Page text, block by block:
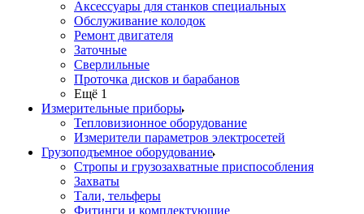
Аксессуары для станков специальных
Обслуживание колодок
Ремонт двигателя
Заточные
Сверлильные
Проточка дисков и барабанов
Ещё 1
Измерительные приборы
Тепловизионное оборудование
Измерители параметров электросетей
Грузоподъемное оборудование
Стропы и грузозахватные приспособления
Захваты
Тали, тельферы
Фитинги и комплектующие